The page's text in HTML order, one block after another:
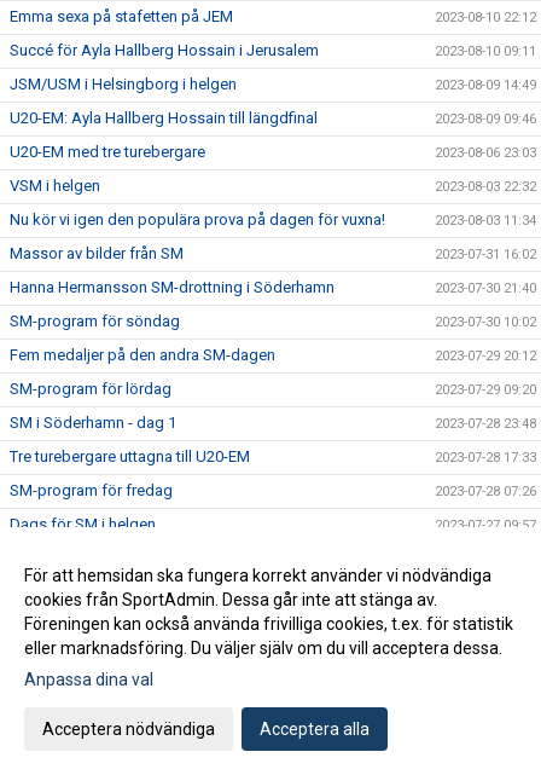
Emma sexa på stafetten på JEM 2023-08-10 22:12
Succé för Ayla Hallberg Hossain i Jerusalem 2023-08-10 09:11
JSM/USM i Helsingborg i helgen 2023-08-09 14:49
U20-EM: Ayla Hallberg Hossain till längdfinal 2023-08-09 09:46
U20-EM med tre turebergare 2023-08-06 23:03
VSM i helgen 2023-08-03 22:32
Nu kör vi igen den populära prova på dagen för vuxna! 2023-08-03 11:34
Massor av bilder från SM 2023-07-31 16:02
Hanna Hermansson SM-drottning i Söderhamn 2023-07-30 21:40
SM-program för söndag 2023-07-30 10:02
Fem medaljer på den andra SM-dagen 2023-07-29 20:12
SM-program för lördag 2023-07-29 09:20
SM i Söderhamn - dag 1 2023-07-28 23:48
Tre turebergare uttagna till U20-EM 2023-07-28 17:33
SM-program för fredag 2023-07-28 07:26
Dags för SM i helgen 2023-07-27 09:57
Rapport från Leksands Sparbanksspel
Turebergare på Nordiska Juniorlandskampen 2023-07-23 18:10
Fem ungdomar till landslaget
Rekord i Tumba
PB för Jesper på JEM
För att hemsidan ska fungera korrekt använder vi nödvändiga
cookies från SportAdmin. Dessa går inte att stänga av.
Föreningen kan också använda frivilliga cookies, t.ex. för statistik
eller marknadsföring. Du väljer själv om du vill acceptera dessa.
Anpassa dina val
Acceptera nödvändiga Acceptera alla